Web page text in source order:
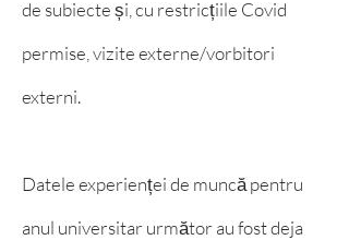
de subiecte și, cu restricțiile Covid
permise, vizite externe/vorbitori
externi.
Datele experienței de muncă pentru
anul universitar următor au fost deja